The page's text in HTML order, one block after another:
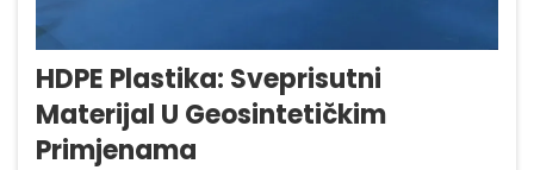
HDPE Plastika: Sveprisutni
Materijal U Geosintetičkim
Primjenama